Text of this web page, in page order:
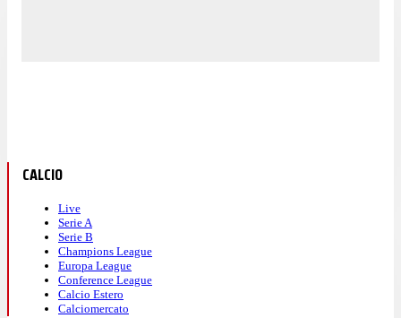
CALCIO
Live
Serie A
Serie B
Champions League
Europa League
Conference League
Calcio Estero
Calciomercato